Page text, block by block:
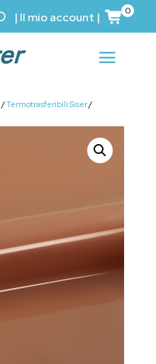
| Il mio account | 0
/Termotrasferibili Siser/